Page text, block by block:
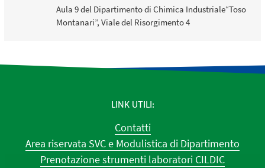
Aula 9 del Dipartimento di Chimica Industriale“Toso
Montanari”, Viale del Risorgimento 4
LINK UTILI
Contatti
Area riservata SVC e Modulistica di Dipartimento
Prenotazione strumenti laboratori CILDIC